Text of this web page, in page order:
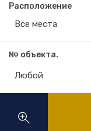
Расположение
Все места
№ объекта.